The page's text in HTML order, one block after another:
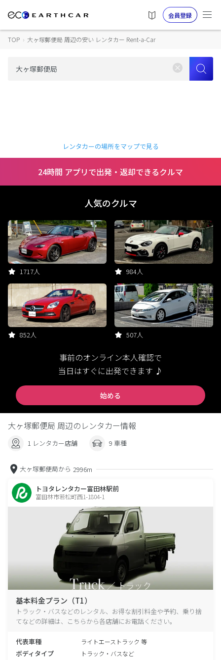
会員登録
TOP › 大ヶ塚郵便局 周辺の安い レンタカー Rent-a-Car
レンタカーの場所をマップで見る
24時間 アプリで出発・返却できるクルマ
人気のクルマ
1717人 984人
852人 507人
事前のオンライン本人確認で
当日はすぐに出発できます ♪
始める
大ヶ塚郵便局 周辺のレンタカー情報
1 レンタカー店舗 9 車種
大ヶ塚郵便局から 2996m
トヨタレンタカー富田林駅前
富田林市若松町西1-1804-1
基本料金プラン（T1）
トラック・バスなどのレンタル、お得な割引料金や予約、乗り捨
てなどの詳細は、こちらから各店舗にお電話ください。
代表車種 ライトエーストラック 等
ボディタイプ トラック・バスなど